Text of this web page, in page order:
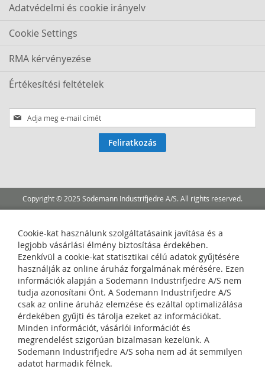
Adatvédelmi és cookie irányelv
Cookie Settings
RMA kérvényezése
Értékesítési feltételek
Iratkozzon
fel
Feliratkozás
Copyright © 2025 Sodemann Industrifjedre A/S. All rights reserved.
Cookie-kat használunk szolgáltatásaink javítása és a
legjobb vásárlási élmény biztosítása érdekében.
Ezenkívül a cookie-kat statisztikai célú adatok gyűjtésére
használják az online áruház forgalmának mérésére. Ezen
információk alapján a Sodemann Industrifjedre A/S nem
tudja azonosítani Önt. A Sodemann Industrifjedre A/S
csak az online áruház elemzése és ezáltal optimalizálása
érdekében gyűjti és tárolja ezeket az információkat.
Minden információt, vásárlói információt és
megrendelést szigorúan bizalmasan kezelünk. A
Sodemann Industrifjedre A/S soha nem ad át semmilyen
adatot harmadik félnek.